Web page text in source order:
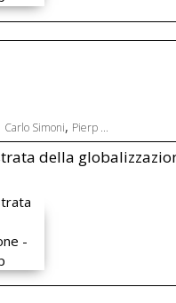
Carlo Simoni, Pierp ...
della